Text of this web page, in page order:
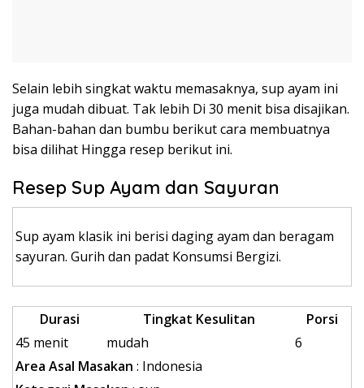
Selain lebih singkat waktu memasaknya, sup ayam ini
juga mudah dibuat. Tak lebih Di 30 menit bisa disajikan.
Bahan-bahan dan bumbu berikut cara membuatnya
bisa dilihat Hingga resep berikut ini.
Resep Sup Ayam dan Sayuran
Sup ayam klasik ini berisi daging ayam dan beragam
sayuran. Gurih dan padat Konsumsi Bergizi.
Durasi Tingkat Kesulitan
Porsi
45 menit
mudah
6
Area Asal Masakan : Indonesia